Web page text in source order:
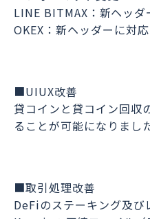
LINE BITMAX：新ヘッダ
OKEX：新ヘッダーに対応
■UIUX改善
貸コインと貸コイン回収
ることが可能になりまし
■取引処理改善
DeFiのステーキング及び